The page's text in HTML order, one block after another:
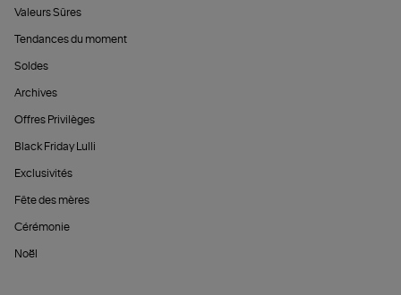
Valeurs Sûres
Tendances du moment
Soldes
Archives
Offres Privilèges
Black Friday Lulli
Exclusivités
Fête des mères
Cérémonie
Noël